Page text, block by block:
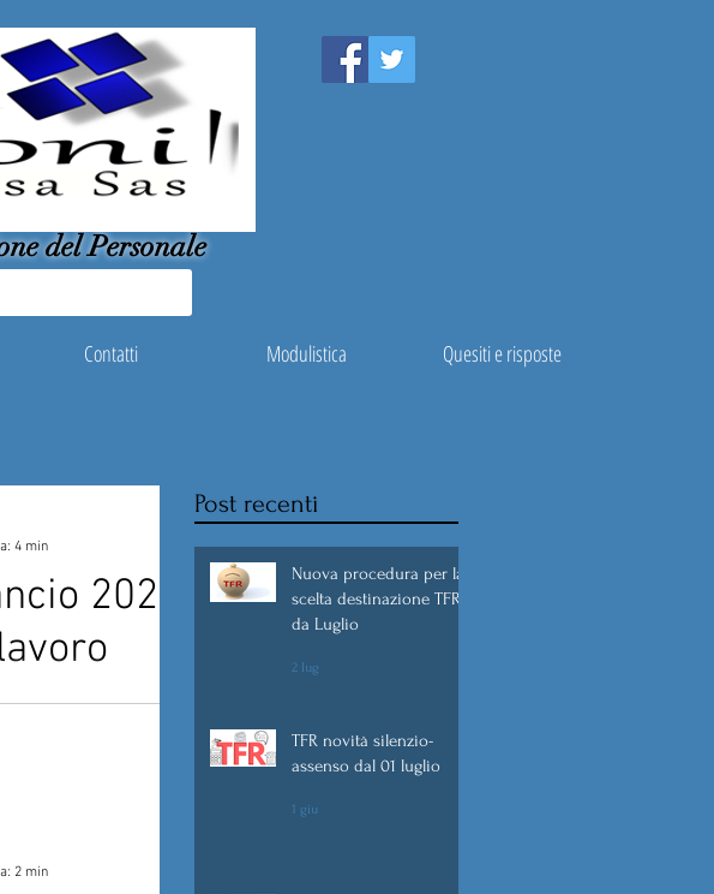
del Personale
Contatti Modulistica Quesiti e risposte
2025
è stata definita e
quanto già
4 min
2 min
Post recenti
Nuova procedura per la
scelta destinazione TFR
da Luglio
2 lug
TFR novità silenzio-
assenso dal 01 luglio
1 giu